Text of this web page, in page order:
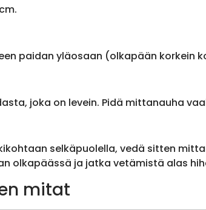
paidan yläosaan (olkapään korkein
joka on levein. Pidä mittanauha
selkäpuolella, vedä sitten
olkapäässä ja jatka vetämistä alas
mitat